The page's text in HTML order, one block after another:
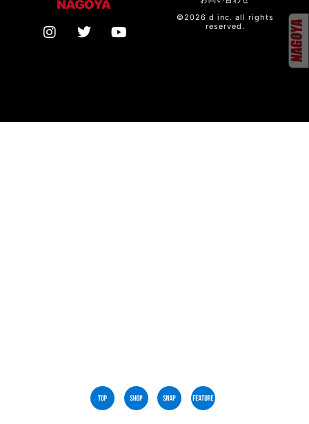
©2026 d inc. all rights
reserved.